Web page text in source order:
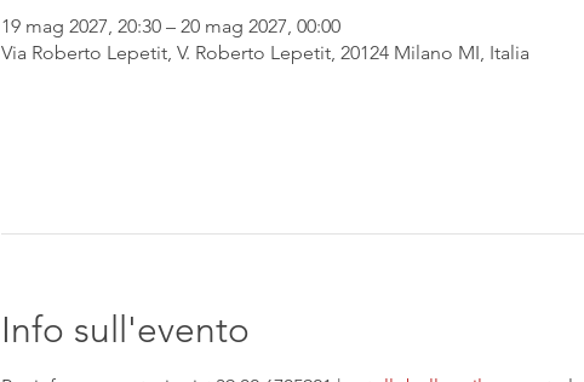
19 mag 2027, 20:30 – 20 mag 2027, 00:00
Via Roberto Lepetit, V. Roberto Lepetit, 20124 Milano MI, Italia
Info sull'evento